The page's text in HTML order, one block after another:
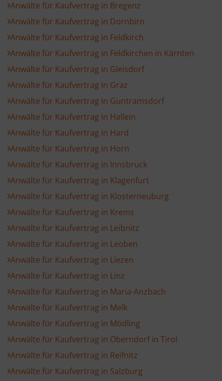
Anwälte für Kaufvertrag in Bregenz
Anwälte für Kaufvertrag in Dornbirn
Anwälte für Kaufvertrag in Feldkirch
Anwälte für Kaufvertrag in Feldkirchen in Kärnten
Anwälte für Kaufvertrag in Gleisdorf
Anwälte für Kaufvertrag in Graz
Anwälte für Kaufvertrag in Guntramsdorf
Anwälte für Kaufvertrag in Hallein
Anwälte für Kaufvertrag in Hard
Anwälte für Kaufvertrag in Horn
Anwälte für Kaufvertrag in Innsbruck
Anwälte für Kaufvertrag in Klagenfurt
Anwälte für Kaufvertrag in Klosterneuburg
Anwälte für Kaufvertrag in Krems
Anwälte für Kaufvertrag in Leibnitz
Anwälte für Kaufvertrag in Leoben
Anwälte für Kaufvertrag in Liezen
Anwälte für Kaufvertrag in Linz
Anwälte für Kaufvertrag in Maria-Anzbach
Anwälte für Kaufvertrag in Melk
Anwälte für Kaufvertrag in Mödling
Anwälte für Kaufvertrag in Oberndorf in Tirol
Anwälte für Kaufvertrag in Reifnitz
Anwälte für Kaufvertrag in Salzburg